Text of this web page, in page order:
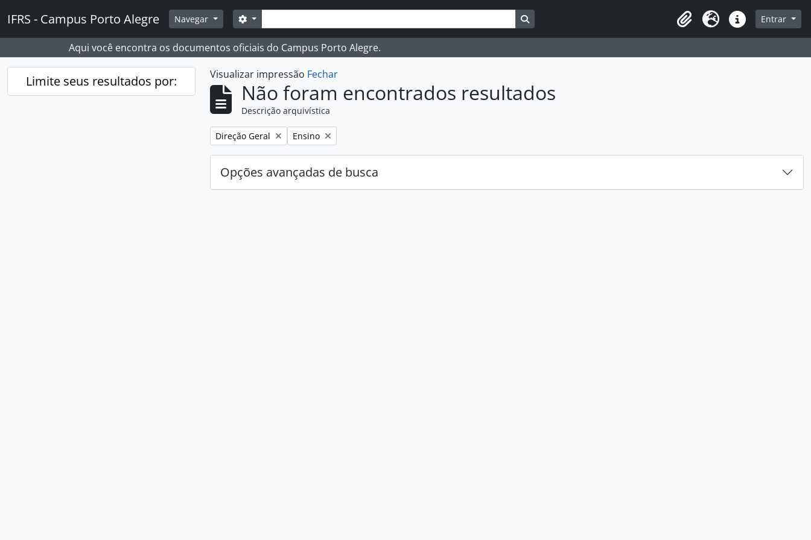
IFRS - Campus Porto Alegre Navegar Buscar
Opções de busca Busque na página de navegação
Idioma Atalhos Entrar
Aqui você encontra os documentos oficiais do Campus Porto Alegre.
Limite seus resultados por: Visualizar impressão Fechar
Não foram encontrados resultados
Descrição arquivística
Remover filtro:
Direção Geral Remover filtro:
Ensino
Opções avançadas de busca